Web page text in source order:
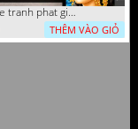
file tranh phat giao le phat dan vuon lam ty ni 05052026 dao t2
THÊM VÀO GIỎ